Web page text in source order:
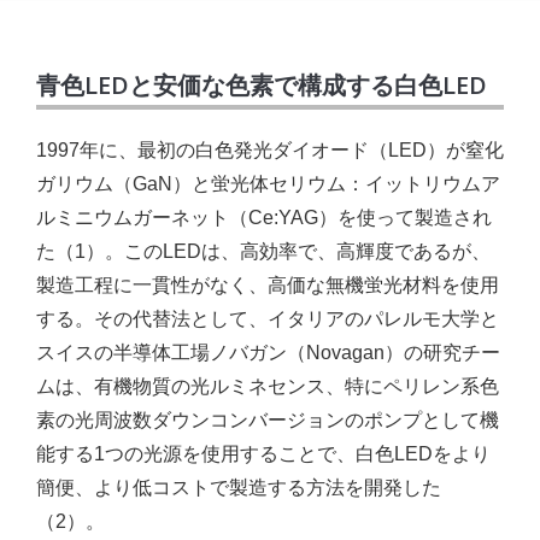
サービス
青色LEDと安価な色素で構成する白色LED
1997年に、最初の白色発光ダイオード（LED）が窒化
ガリウム（GaN）と蛍光体セリウム：イットリウムア
ルミニウムガーネット（Ce:YAG）を使って製造され
た（1）。このLEDは、高効率で、高輝度であるが、
製造工程に一貫性がなく、高価な無機蛍光材料を使用
する。その代替法として、イタリアのパレルモ大学と
スイスの半導体工場ノバガン（Novagan）の研究チー
ムは、有機物質の光ルミネセンス、特にペリレン系色
素の光周波数ダウンコンバージョンのポンプとして機
能する1つの光源を使用することで、白色LEDをより
簡便、より低コストで製造する方法を開発した
（2）。